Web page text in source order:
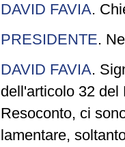
DAVID FAVIA.
PRESIDENTE.
DAVID FAVIA.
dell'articolo 32 del
Resoconto, ci
lamentare,